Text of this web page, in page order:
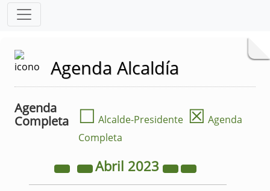
Agenda Alcaldía
Agenda
Completa
☐ Alcalde-Presidente ☒ Agenda
Completa
Abril 2023